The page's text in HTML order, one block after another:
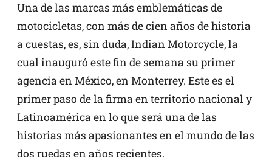
Una de las marcas más emblemáticas de
motocicletas, con más de cien años de historia
a cuestas, es, sin duda, Indian Motorcycle, la
cual inauguró este fin de semana su primer
agencia en México, en Monterrey. Este es el
primer paso de la firma en territorio nacional y
Latinoamérica en lo que será una de las
historias más apasionantes en el mundo de las
dos ruedas en años recientes.